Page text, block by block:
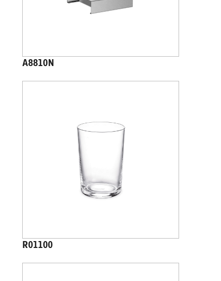
A8810N
R01100